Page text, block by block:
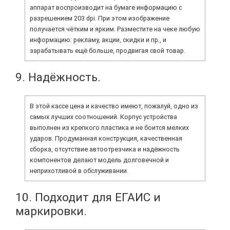
аппарат воспроизводит на бумаге информацию с
разрешением 203 dpi. При этом изображение
получается чётким и ярким. Разместите на чеке любую
информацию: рекламу, акции, скидки и пр., и
зарабатывать ещё больше, продвигая свой товар.
9. Надёжность.
В этой кассе цена и качество имеют, пожалуй, одно из
самых лучших соотношений. Корпус устройства
выполнен из крепкого пластика и не боится мелких
ударов. Продуманная конструкция, качественная
сборка, отсутствие автоотрезчика и надёжность
компонентов делают модель долговечной и
неприхотливой в обслуживании.
10. Подходит для ЕГАИС и
маркировки.